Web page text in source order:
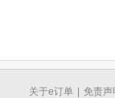
关于e订单
免责声